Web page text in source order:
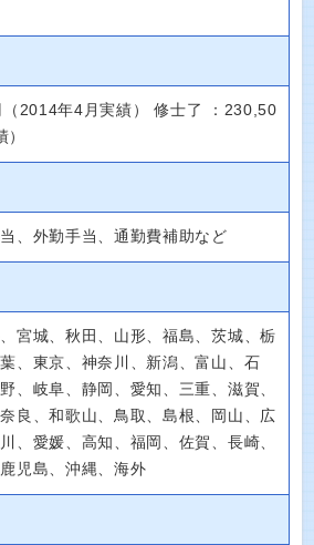
2014年4月実績） 修士了 ：230,50
、外勤手当、通勤費補助など
宮城、秋田、山形、福島、茨城、栃
、東京、神奈川、新潟、富山、石
、岐阜、静岡、愛知、三重、滋賀、
良、和歌山、鳥取、島根、岡山、広
、愛媛、高知、福岡、佐賀、長崎、
児島、沖縄、海外